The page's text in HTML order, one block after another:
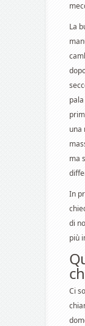
La
una
ma
In
di
più
Ci